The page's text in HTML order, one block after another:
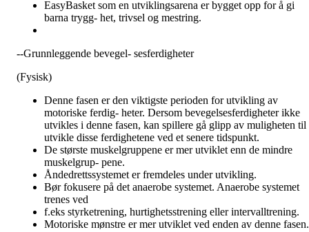
EasyBasket som en utviklingsarena er bygget opp for å gi
barna trygg- het, trivsel og mestring.
--Grunnleggende bevegel- sesferdigheter
(Fysisk)
Denne fasen er den viktigste perioden for utvikling av
motoriske ferdig- heter. Dersom bevegelsesferdigheter ikke
utvikles i denne fasen, kan spillere gå glipp av muligheten til
utvikle disse ferdighetene ved et senere tidspunkt.
De største muskelgruppene er mer utviklet enn de mindre
muskelgrup- pene.
Åndedrettssystemet er fremdeles under utvikling.
Bør fokusere på det anaerobe systemet. Anaerobe systemet
trenes ved
f.eks styrketrening, hurtighetsstrening eller intervalltrening.
Motoriske mønstre er mer utviklet ved enden av denne fasen.